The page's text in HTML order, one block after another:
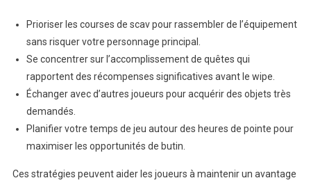
Prioriser les courses de scav pour rassembler de l’équipement
sans risquer votre personnage principal.
Se concentrer sur l’accomplissement de quêtes qui
rapportent des récompenses significatives avant le wipe.
Échanger avec d’autres joueurs pour acquérir des objets très
demandés.
Planifier votre temps de jeu autour des heures de pointe pour
maximiser les opportunités de butin.
Ces stratégies peuvent aider les joueurs à maintenir un avantage